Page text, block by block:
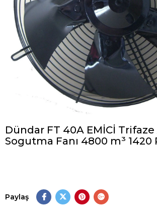
Dündar FT 40A EMİCİ
Sogutma Fanı 4800 m³ 1420
Paylaş